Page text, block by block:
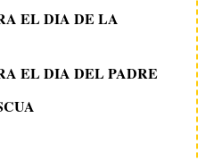
EL DIA DE LA
EL DIA DEL PADRE